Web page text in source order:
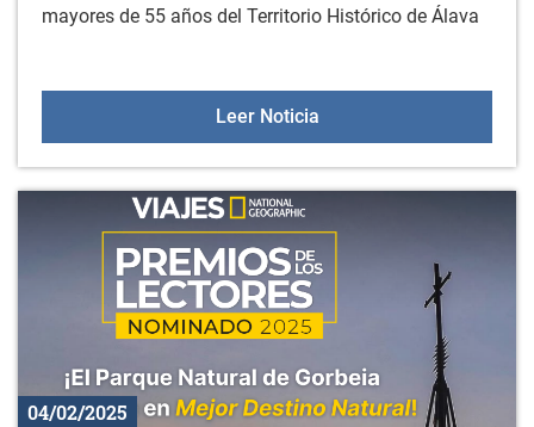
mayores de 55 años del Territorio Histórico de Álava
Leer NoticiaVuelve el programa
04/02/2025